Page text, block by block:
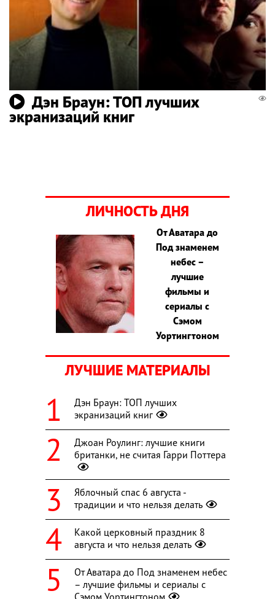
Дэн Браун: ТОП лучших
экранизаций книг
ЛИЧНОСТЬ ДНЯ
От Аватара до
Под знаменем
небес –
лучшие
фильмы и
сериалы с
Сэмом
Уортингтоном
ЛУЧШИЕ МАТЕРИАЛЫ
Дэн Браун: ТОП лучших
экранизаций книг
Джоан Роулинг: лучшие книги
британки, не считая Гарри Поттера
Яблочный спас 6 августа -
традиции и что нельзя делать
Какой церковный праздник 8
августа и что нельзя делать
От Аватара до Под знаменем небес
– лучшие фильмы и сериалы с